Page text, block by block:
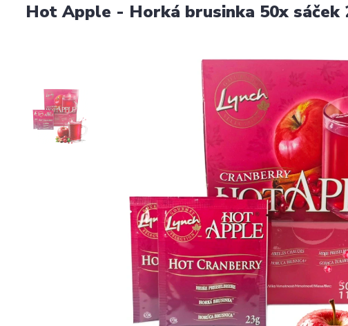
Hot Apple - Horká brusinka 50x sáček